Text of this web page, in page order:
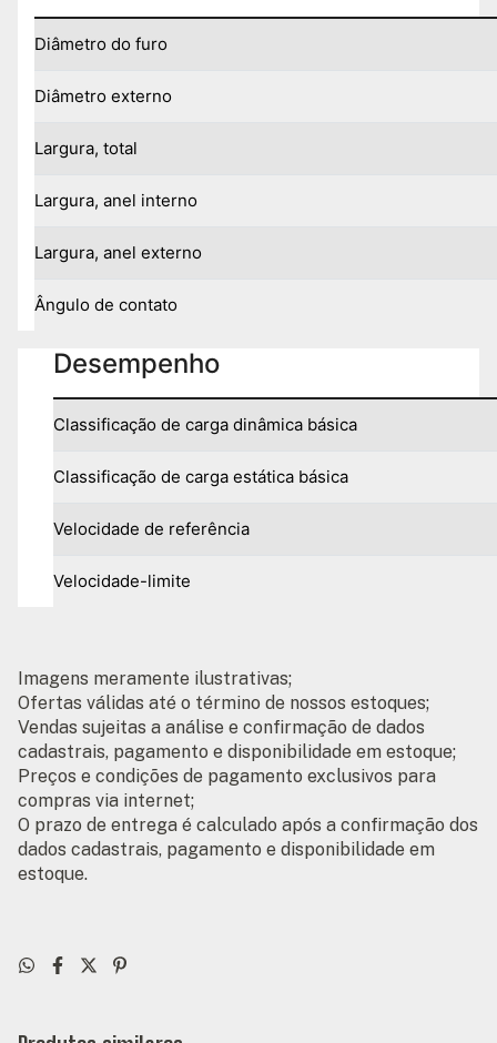
Diâmetro do furo
Diâmetro externo
Largura, total
Largura, anel interno
Largura, anel externo
Ângulo de contato
Desempenho
Classificação de carga dinâmica básica
Classificação de carga estática básica
Velocidade de referência
Velocidade-limite
Imagens meramente ilustrativas;
Ofertas válidas até o término de nossos estoques;
Vendas sujeitas a análise e confirmação de dados
cadastrais, pagamento e disponibilidade em estoque;
Preços e condições de pagamento exclusivos para
compras via internet;
O prazo de entrega é calculado após a confirmação dos
dados cadastrais, pagamento e disponibilidade em
estoque.